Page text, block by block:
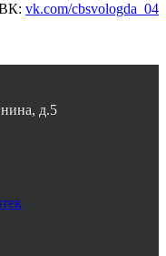
: vk.com/cbsvologda_04
д.5